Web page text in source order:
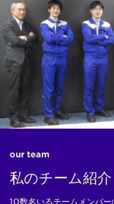
our team
私のチーム紹介
10数名いるチームメンバ